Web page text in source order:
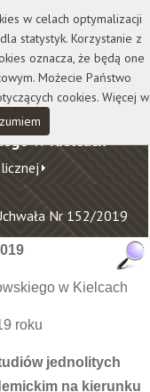
Wydawnictwo
w Kielcach
Nr 152/2019
w Kielcach
roku
jednolitych
na kierunku
w celach optymalizacji
statystyk. Korzystanie z
oznacza, że będą one
Możecie Państwo
cookies. Więcej w